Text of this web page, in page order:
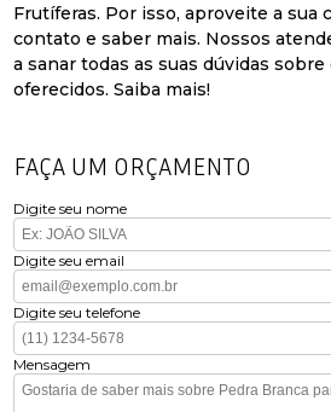
Frutíferas. Por isso, aproveite a sua
contato e saber mais. Nossos
a sanar todas as suas dúvidas
oferecidos. Saiba mais!
FAÇA UM ORÇAMENTO
Digite seu nome
Digite seu email
Digite seu telefone
Mensagem